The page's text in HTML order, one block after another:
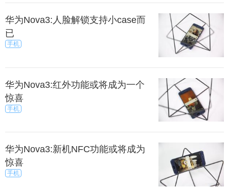
华为Nova3:人脸解锁支持小case而
已
手机
华为Nova3:红外功能或将成为一个
惊喜
手机
华为Nova3:新机NFC功能或将成为
惊喜
手机